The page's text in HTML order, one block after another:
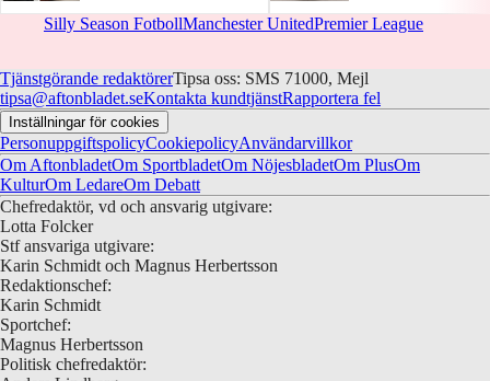
Silly Season FotbollManchester UnitedPremier League
Tjänstgörande redaktörerTipsa oss: SMS 71000, Mejl
tipsa@aftonbladet.seKontakta kundtjänstRapportera fel
Inställningar för cookies
PersonuppgiftspolicyCookiepolicyAnvändarvillkor
Om AftonbladetOm SportbladetOm NöjesbladetOm PlusOm
KulturOm LedareOm Debatt
Chefredaktör, vd och ansvarig utgivare:
Lotta Folcker
Stf ansvariga utgivare:
Karin Schmidt och Magnus Herbertsson
Redaktionschef:
Karin Schmidt
Sportchef:
Magnus Herbertsson
Politisk chefredaktör: